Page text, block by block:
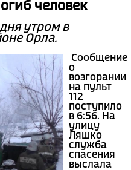
человек
утром в
Орла.
Сообщение
о
возгорании
на пульт
112
поступило
в 6:56. На
улицу
Ляшко
служба
спасения
выслала